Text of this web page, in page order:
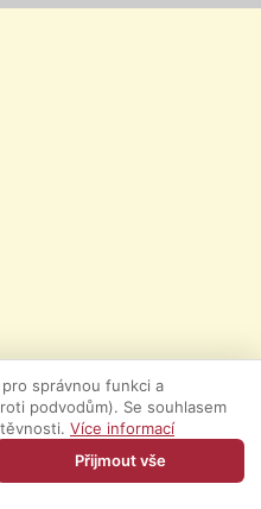
správnou funkci a
podvodům). Se souhlasem
Více informací
Přijmout vše